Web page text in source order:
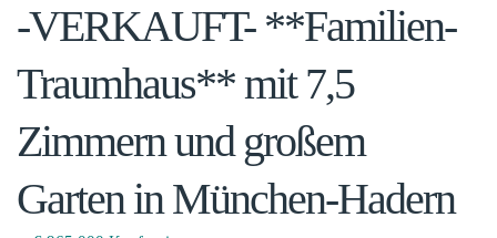
-VERKAUFT- **Familien-
Traumhaus** mit 7,5
Zimmern und großem
Garten in München-Hadern